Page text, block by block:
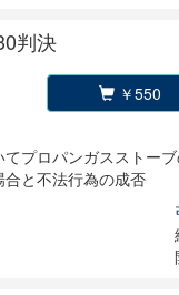
判決
￥550
プロパンガスストー
と不法行為の成否